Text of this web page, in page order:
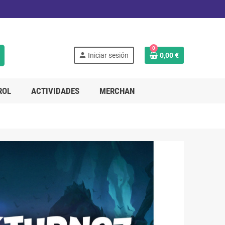
person Iniciar sesión
0
0,00 €
ACTIVIDADES MERCHAN